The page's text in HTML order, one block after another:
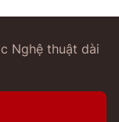
Nghệ thuật dài